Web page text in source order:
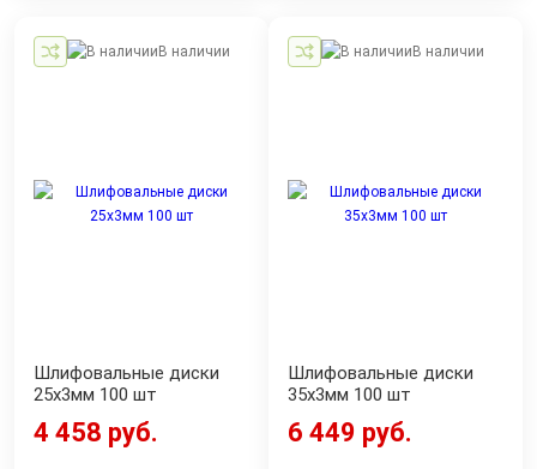
В наличии
Шлифовальные диски
25х3мм 100 шт
4 458 руб.
В наличии
Шлифовальные диски
35х3мм 100 шт
6 449 руб.